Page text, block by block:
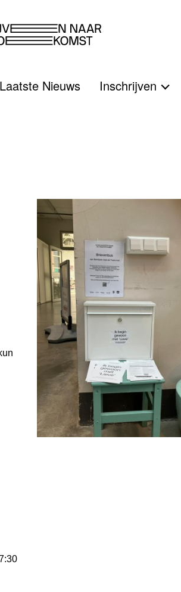
Laatste Nieuws Inschrijven